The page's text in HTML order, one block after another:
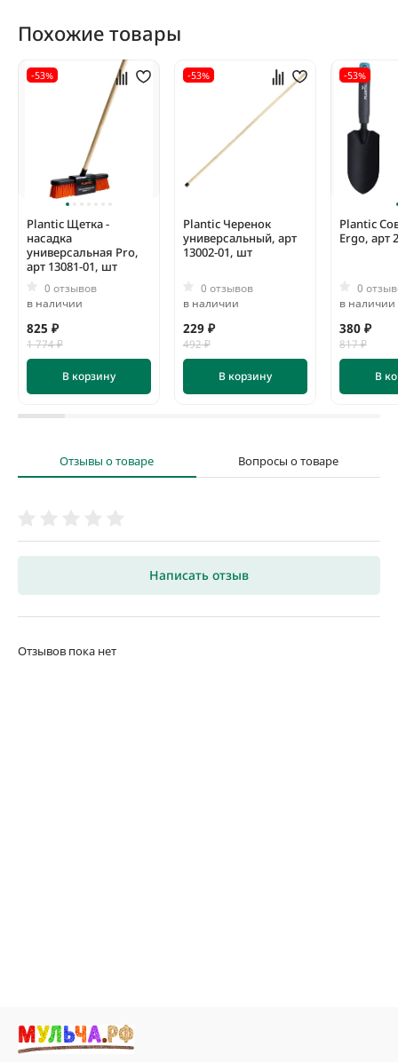
древесины, а благодаря антифрикционному покрытию, лезвие
топора легко входит в материал, уменьшая усилия при работе.
Похожие товары
-53%
Plantic Щетка -
насадка
универсальная Pro,
арт 13081-01, шт
0 отзывов
в наличии
825 ₽
1 774 ₽
В корзину
-53%
Plantic Черенок
универсальный, арт
13002-01, шт
0 отзывов
в наличии
229 ₽
492 ₽
В корзину
-53%
Plantic
Ergo, арт
0
в наличии
380 ₽
817 ₽
В
Отзывы о товаре Вопросы о товаре
Написать отзыв
Отзывов пока нет